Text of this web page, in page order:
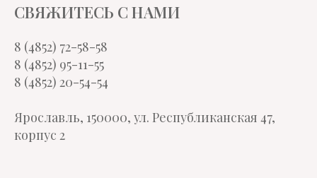
СВЯЖИТЕСЬ С НАМИ
8 (4852) 72-58-58
8 (4852) 95-11-55
8 (4852) 20-54-54
Ярославль, 150000, ул. Республиканская 47,
корпус 2